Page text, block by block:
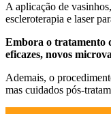
A aplicação de
escleroterapia e laser
Embora o tratamento
eficazes, novos
Ademais, o
mas cuidados pós-